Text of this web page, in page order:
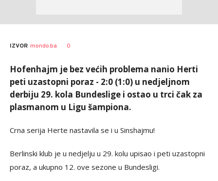
IZVOR mondo.ba 0
Hofenhajm je bez većih problema nanio Herti
peti uzastopni poraz - 2:0 (1:0) u nedjeljnom
derbiju 29. kola Bundeslige i ostao u trci čak za
plasmanom u Ligu šampiona.
Crna serija Herte nastavila se i u Sinshajmu!
Berlinski klub je u nedjelju u 29. kolu upisao i peti uzastopni
poraz, a ukupno 12. ove sezone u Bundesligi.